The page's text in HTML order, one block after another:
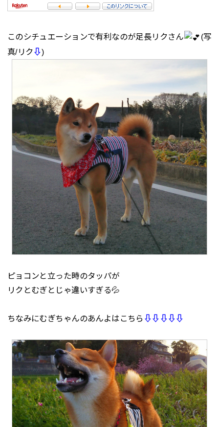
このシチュエーションで有利なのが足長リクさん
(写
真/リク⇩)
ピョコンと立った時のタッパが
リクとむぎとじゃ違いすぎる💦
ちなみにむぎちゃんのあんよはこちら ⇩⇩⇩⇩⇩